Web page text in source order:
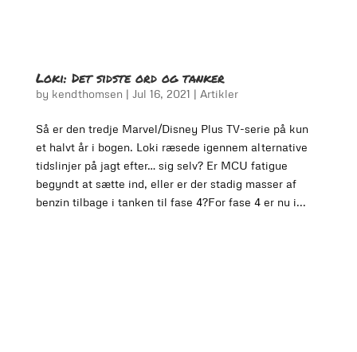
Loki: Det sidste ord og tanker
by kendthomsen | Jul 16, 2021 | Artikler
Så er den tredje Marvel/Disney Plus TV-serie på kun
et halvt år i bogen. Loki ræsede igennem alternative
tidslinjer på jagt efter… sig selv? Er MCU fatigue
begyndt at sætte ind, eller er der stadig masser af
benzin tilbage i tanken til fase 4?For fase 4 er nu i...